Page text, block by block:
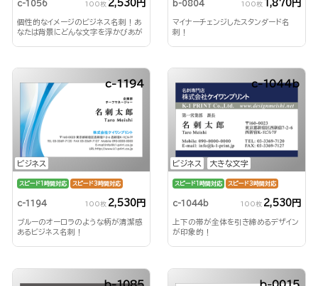
c-1056 100枚 2,530円
個性的なイメージのビジネス名刺！あ
なたは背景にどんな文字を浮かびあが
b-0804 100枚 1,870円
マイナーチェンジしたスタンダード名
刺！
ビジネス
c-1194
スピード1時間対応 スピード3時間対応
c-1194 100枚 2,530円
ブルーのオーロラのような柄が清潔感
あるビジネス名刺！
ビジネス 大きな文字
c-1044b
スピード1時間対応 スピード3時間対応
c-1044b 100枚 2,530円
上下の帯が全体を引き締めるデザイン
が印象的！